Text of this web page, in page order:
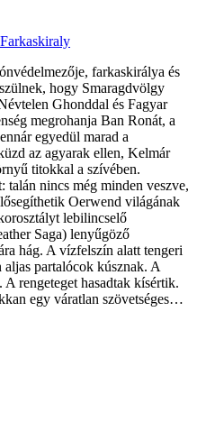
farkaskirálya és
hogy Smaragdvölgy
Ghonddal és Fagyar
megrohanja Ban Ronát, a
egyedül marad a
az agyarak ellen, Kelmár
titokkal a szívében.
talán nincs még minden veszve,
Oerwend világának
lebilincselő
Saga) lenyűgöző
hág. A vízfelszín alatt tengeri
partalócok kúsznak. A
rengeteget hasadtak kísértik.
egy váratlan szövetséges…